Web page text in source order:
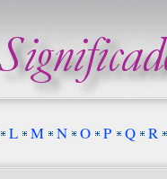
L M N O P Q R